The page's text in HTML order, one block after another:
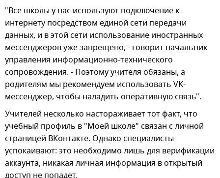
"Все школы у нас используют подключение к
интернету посредством единой сети передачи
данных, и в этой сети использование иностранных
мессенджеров уже запрещено, - говорит начальник
управления информационно-технического
сопровождения. - Поэтому учителя обязаны, а
родителям мы рекомендуем использовать VK-
мессенджер, чтобы наладить оперативную связь".
Учителей несколько настораживает тот факт, что
учебный профиль в "Моей школе" связан с личной
страницей ВКонтакте. Однако специалисты
успокаивают: это необходимо лишь для верификации
аккаунта, никакая личная информация в открытый
доступ не попадет.